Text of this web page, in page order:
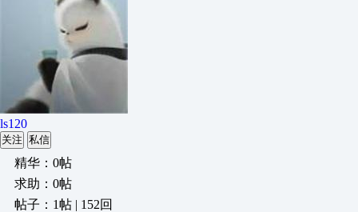
ls120
关注 私信
精华：0帖
求助：0帖
帖子：1帖 | 152回